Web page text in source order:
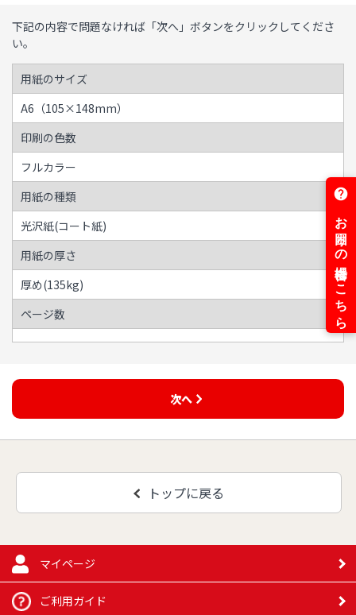
下記の内容で問題なければ「次へ」ボタンをクリックしてくださ
い。
用紙のサイズ
A6（105×148mm）
印刷の色数
フルカラー
用紙の種類
光沢紙(コート紙)
用紙の厚さ
厚め(135kg)
ページ数
次へ
トップに戻る
マイページ
ご利用ガイド